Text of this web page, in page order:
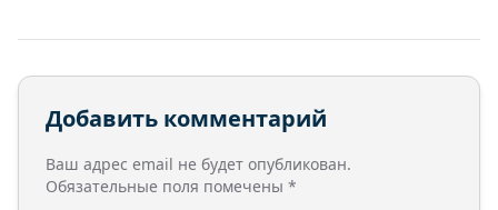
Добавить комментарий
Ваш адрес email не будет опубликован.
Обязательные поля помечены *